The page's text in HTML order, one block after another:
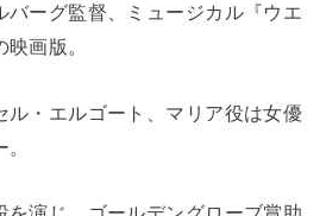
バーグ監督、ミュージカル『ウエ
画版。
ル・エルゴート、マリア役は女優